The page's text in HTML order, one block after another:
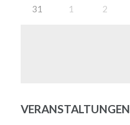
31 1 2
VERANSTALTUNGEN